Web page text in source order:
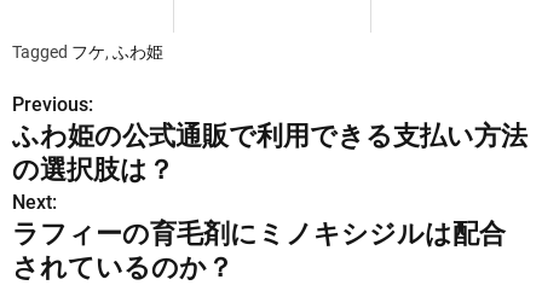
Tagged フケ, ふわ姫
投
稿
ナ
ビ
Previous:
ふわ姫の公式通販で利用できる支払い方法
の選択肢は？
Next:
ラフィーの育毛剤にミノキシジルは配合
されているのか？